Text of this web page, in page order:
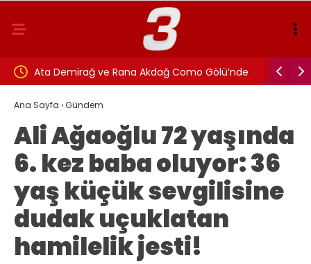
Gölü’nde Polis Meslek Yüksekokulu başvuruları başladı: 3
bin 250 öğrenci alınacak
Ana Sayfa ›Gündem
Ali Ağaoğlu 72 yaşında
6. kez baba oluyor: 36
yaş küçük sevgilisine
dudak uçuklatan
hamilelik jesti!